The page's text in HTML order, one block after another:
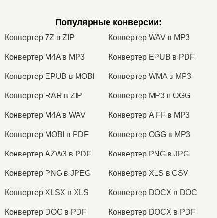
Популярные конверсии:
Конвертер 7Z в ZIP Конвертер WAV в MP3
Конвертер M4A в MP3 Конвертер EPUB в PDF
Конвертер EPUB в MOBI Конвертер WMA в MP3
Конвертер RAR в ZIP Конвертер MP3 в OGG
Конвертер M4A в WAV Конвертер AIFF в MP3
Конвертер MOBI в PDF Конвертер OGG в MP3
Конвертер AZW3 в PDF Конвертер PNG в JPG
Конвертер PNG в JPEG Конвертер XLS в CSV
Конвертер XLSX в XLS Конвертер DOCX в DOC
Конвертер DOC в PDF Конвертер DOCX в PDF